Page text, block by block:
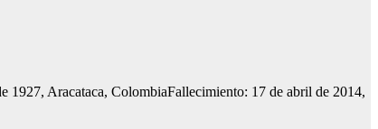
1927, Aracataca, ColombiaFallecimiento: 17 de abril de 2014,